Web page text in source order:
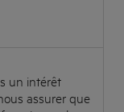
un intérêt
assurer que